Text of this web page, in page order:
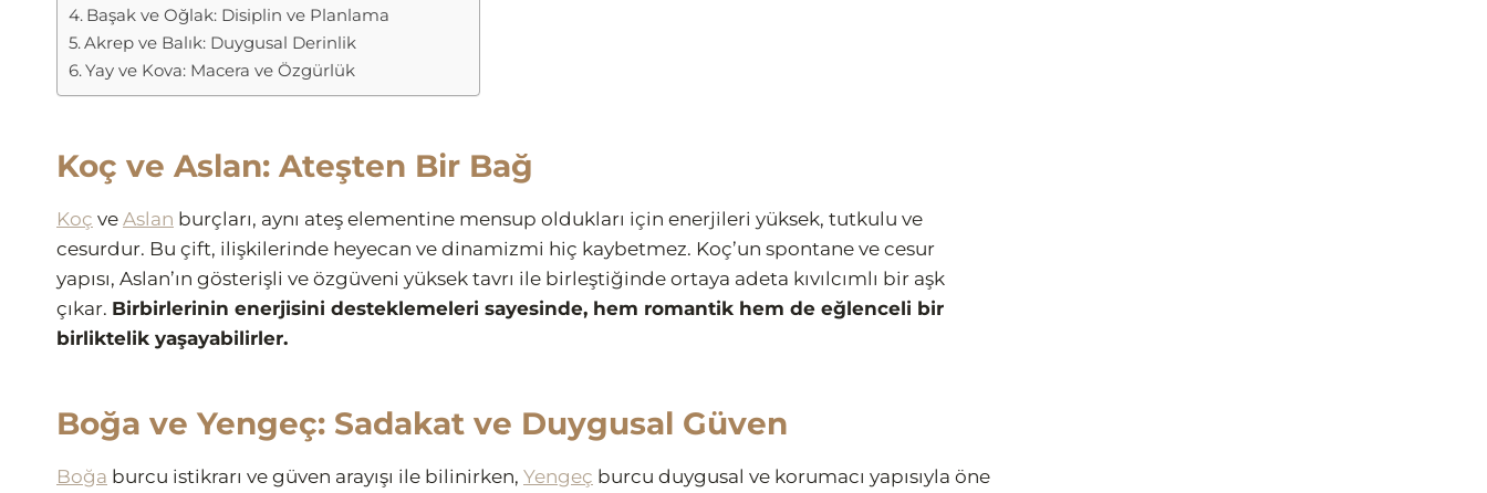
Başak ve Oğlak: Disiplin ve Planlama
Akrep ve Balık: Duygusal Derinlik
Yay ve Kova: Macera ve Özgürlük
Koç ve Aslan: Ateşten Bir Bağ
Koç ve Aslan burçları, aynı ateş elementine mensup oldukları için enerjileri yüksek, tutkulu ve
cesurdur. Bu çift, ilişkilerinde heyecan ve dinamizmi hiç kaybetmez. Koç’un spontane ve cesur
yapısı, Aslan’ın gösterişli ve özgüveni yüksek tavrı ile birleştiğinde ortaya adeta kıvılcımlı bir aşk
çıkar. Birbirlerinin enerjisini desteklemeleri sayesinde, hem romantik hem de eğlenceli bir
birliktelik yaşayabilirler.
Boğa ve Yengeç: Sadakat ve Duygusal Güven
Boğa burcu istikrarı ve güven arayışı ile bilinirken, Yengeç burcu duygusal ve korumacı yapısıyla öne